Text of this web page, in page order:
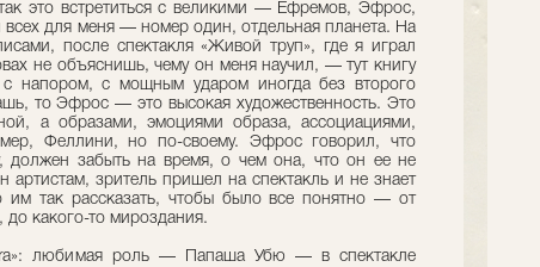
это встретиться с великими — Ефремов, Эфрос,
для меня — номер один, отдельная планета. На
после спектакля «Живой труп», где я играл
не объяснишь, чему он меня научил, — тут книгу
напором, с мощным ударом иногда без второго
то Эфрос — это высокая художественность. Это
а образами, эмоциями образа, ассоциациями,
Феллини, но по-своему. Эфрос говорил, что
должен забыть на время, о чем она, что он ее не
артистам, зритель пришел на спектакль и не знает
им так рассказать, чтобы было все понятно — от
какого-то мироздания.
любимая роль — Папаша Убю — в спектакле